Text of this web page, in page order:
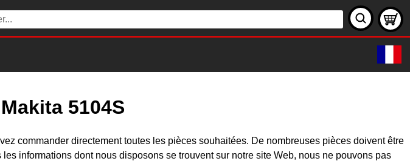
5104S
commander directement toutes les pièces souhaitées. De nombreuses pièces doivent être
informations dont nous disposons se trouvent sur notre site Web, nous ne pouvons pas